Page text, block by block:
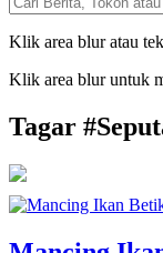
Klik area blur atau
Klik area blur untuk
Tagar #